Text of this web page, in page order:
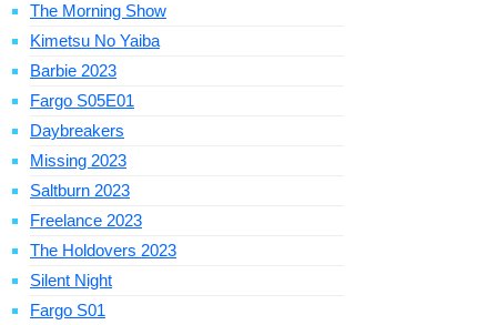
The Morning Show
Kimetsu No Yaiba
Barbie 2023
Fargo S05E01
Daybreakers
Missing 2023
Saltburn 2023
Freelance 2023
The Holdovers 2023
Silent Night
Fargo S01